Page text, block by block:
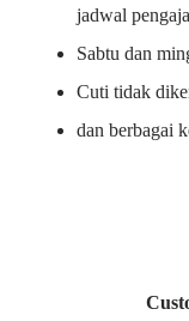
jadwal
Sabtu dan
Cuti tidak
dan berbagai